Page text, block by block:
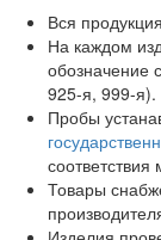
Вся
На каждом
обозначение
925-я, 999-я).
Пробы
Товары